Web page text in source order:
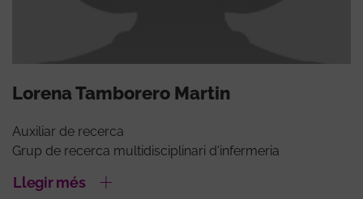
Lorena Tamborero Martin
Auxiliar de recerca
Grup de recerca multidisciplinari d'infermeria
Llegir més